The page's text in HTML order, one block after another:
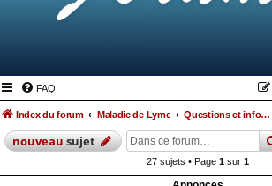
FAQ
Index du forum Maladie de Lyme Questions et informations médicales relatives à la maladie de Lyme et les maladies vectorielles à tiques
nouveausujet
27 sujets • Page 1 sur 1